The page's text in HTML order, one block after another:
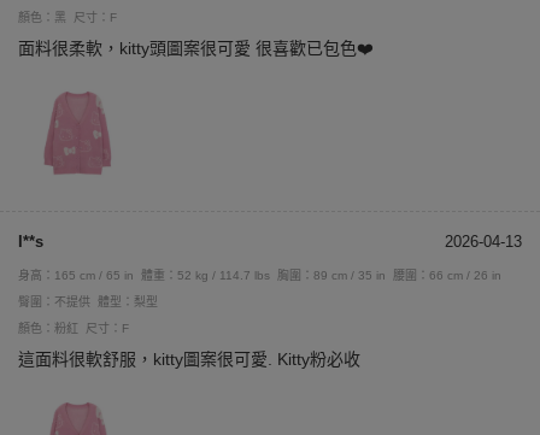
顏色：黑
尺寸：F
面料很柔軟，kitty頭圖案很可愛 很喜歡已包色❤️
I**s 2026-04-13
身高：165 cm / 65 in 體重：52 kg / 114.7 lbs 胸圍：89 cm / 35 in
腰圍：66 cm / 26 in
臀圍：不提供
體型：梨型
顏色：粉紅
尺寸：F
這面料很軟舒服，kitty圖案很可愛. Kitty粉必收